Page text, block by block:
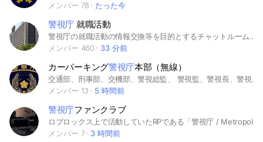
メンバー 78
たった今
警視庁 就職活動
警視庁の就職活動の情報交換等を目的とするチャットルームです。 ※警視庁本部が公式に作成したチャットルームではありません。
メンバー 460
33 分前
カーパーキング警視庁本部（無線）
交通部、刑事部、交機部、警視総監、 警視監、警視長、警視正、警視、警 部、警部補、巡査部長及び巡査 NEXCO（ネクスコ西日本、中日本、東日本）
メンバー 13
5 時間前
警視庁ファンクラブ
メンバー 7
3 時間前